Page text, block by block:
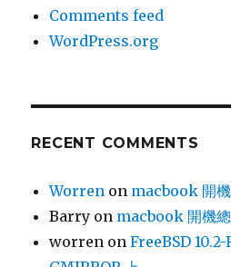
Comments feed
WordPress.org
RECENT COMMENTS
Worren on macbook 開
Barry on macbook 開機
worren onFreeBSD 10.2-